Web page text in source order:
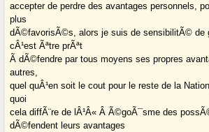
accepter de perdre des avantages personnels,
plus
dÃ©favorisÃ©s, alors je suis de sensibilitÃ© de
cÂ¹est Ãªtre prÃªt
Ã dÃ©fendre par tous moyens ses propres
autres,
quel quÂ¹en soit le cout pour le reste de la
quoi
cela diffÃ¨re de lÂ¹Â« Â Ã©goÃ¯sme des
dÃ©fendent leurs avantages